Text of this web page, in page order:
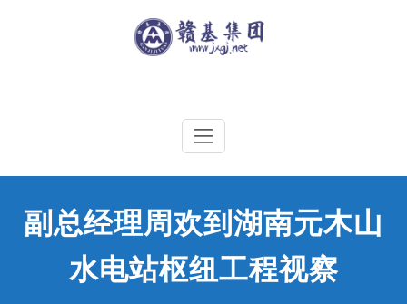
江西赣基集团工程有限公司
副总经理周欢到湖南元木山
水电站枢纽工程视察